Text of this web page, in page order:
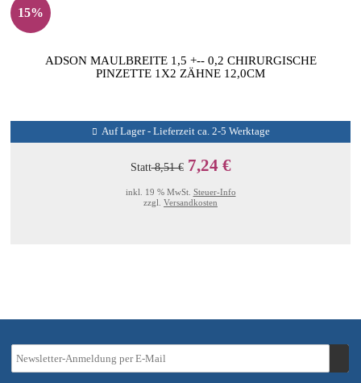
15%
ADSON MAULBREITE 1,5 +-- 0,2 CHIRURGISCHE
PINZETTE 1X2 ZÄHNE 12,0CM
Auf Lager - Lieferzeit ca. 2-5 Werktage
Statt8,51 € 7,24 €
inkl. 19 % MwSt. Steuer-Info
zzgl. Versandkosten